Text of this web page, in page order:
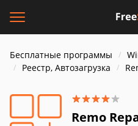
Бесплатные программы
Реестр, Автозагрузка
Remo